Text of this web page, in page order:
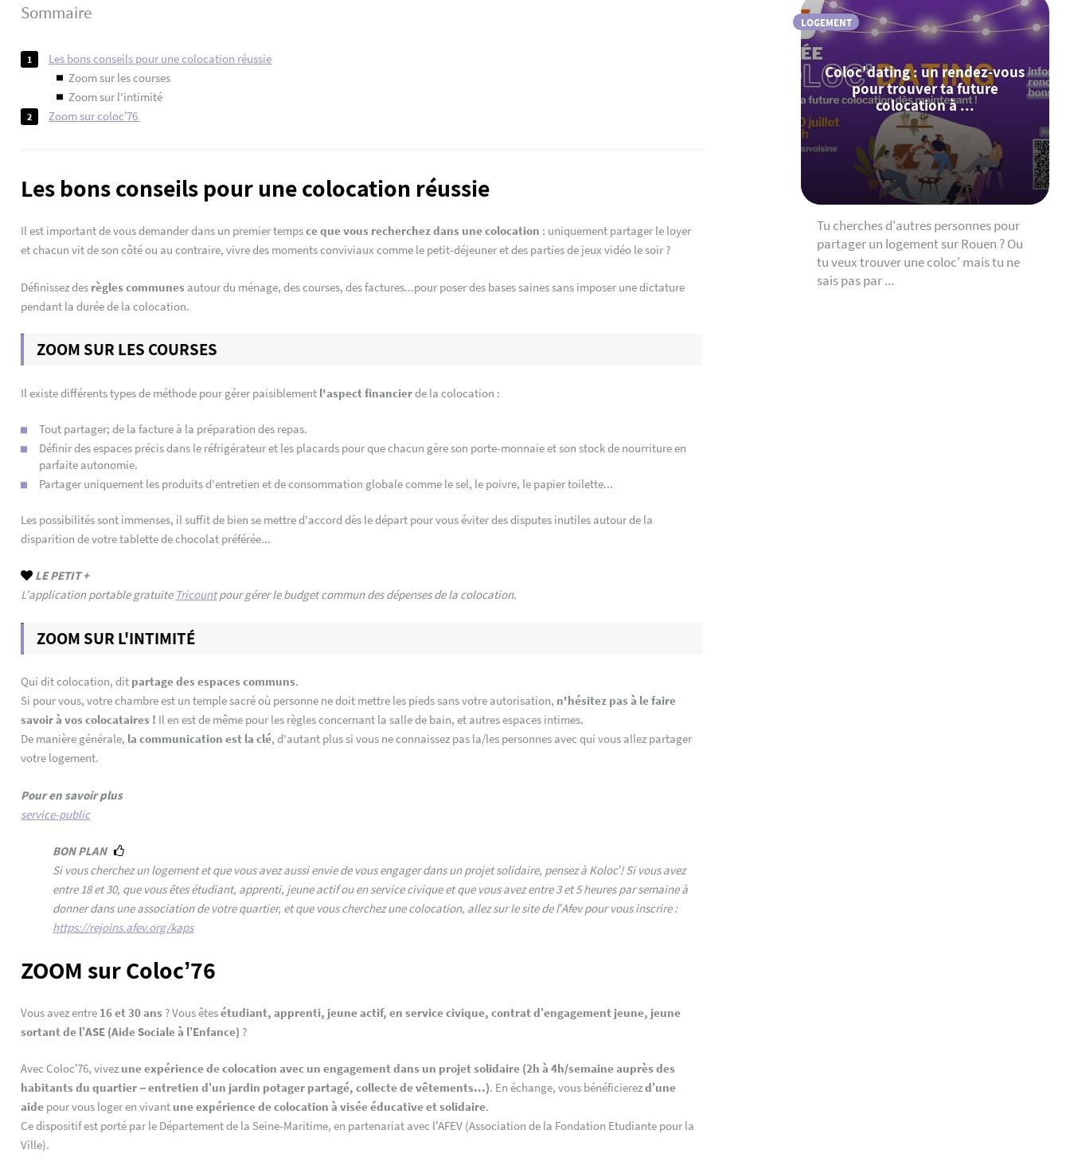
LOGEMENT
Coloc'dating : un rendez-vous
pour trouver ta future
colocation à ...
Tu cherches d'autres personnes pour
partager un logement sur Rouen ? Ou
tu veux trouver une coloc' mais tu ne
sais pas par ...
Sommaire
les bons conseils pour une colocation réussie
zoom sur les courses
zoom sur l'intimité
zoom sur coloc’76
Les bons conseils pour une colocation réussie
Il est important de vous demander dans un premier tempsce que vous recherchez dans une colocation : uniquement partager le loyer
et chacun vit de son côté ou au contraire, vivre des moments conviviaux comme le petit-déjeuner et des parties de jeux vidéo le soir ?
Définissez des règles communes autour du ménage, des courses, des factures...pour poser des bases saines sans imposer une dictature
pendant la durée de la colocation.
ZOOM SUR LES COURSES
Il existe différents types de méthode pour gérer paisiblement l'aspect financierde la colocation :
Tout partager; de la facture à la préparation des repas.
Définir des espaces précis dans le réfrigérateur et les placards pour que chacun gère son porte-monnaie et son stock de nourriture en
parfaite autonomie.
Partager uniquement les produits d'entretien et de consommation globale comme le sel, le poivre, le papier toilette...
Les possibilités sont immenses, il suffit de bien se mettre d'accord dès le départ pour vous éviter des disputes inutiles autour de la
disparition de votre tablette de chocolat préférée...
LE PETIT +
L'application portable gratuite Tricountpour gérer le budget commun des dépenses de la colocation.
ZOOM SUR L'INTIMITÉ
Qui dit colocation, dit partage des espaces communs.
Si pour vous, votre chambre est un temple sacré où personne ne doit mettre les pieds sans votre autorisation, n'hésitez pas à le faire
savoir à vos colocataires ! Il en est de même pour les règles concernant la salle de bain, et autres espaces intimes.
De manière générale, la communication est la clé, d'autant plus si vous ne connaissez pas la/les personnes avec qui vous allez partager
votre logement.
Pour en savoir plus
service-public
BON PLAN
Si vous cherchez un logement et que vous avez aussi envie de vous engager dans un projet solidaire, pensez à Koloc’! Si vous avez
entre 18 et 30, que vous êtes étudiant, apprenti, jeune actif ou en service civique et que vous avez entre 3 et 5 heures par semaine à
donner dans une association de votre quartier, et que vous cherchez une colocation, allez sur le site de l’Afev pour vous inscrire :
https://rejoins.afev.org/kaps
ZOOM sur Coloc’76
Vous avez entre 16 et 30 ans ? Vous êtesétudiant, apprenti, jeune actif, en service civique, contrat d’engagement jeune, jeune
sortant de l’ASE (Aide Sociale à l’Enfance) ?
Avec Coloc’76, vivez une expérience de colocation avec un engagement dans un projet solidaire (2h à 4h/semaine auprès des
habitants du quartier – entretien d’un jardin potager partagé, collecte de vêtements...). En échange, vous bénéficierezd’une
aide pour vous loger en vivant une expérience de colocation à visée éducative et solidaire.
Ce dispositif est porté par le Département de la Seine-Maritime, en partenariat avec l’AFEV (Association de la Fondation Etudiante pour la
Ville).